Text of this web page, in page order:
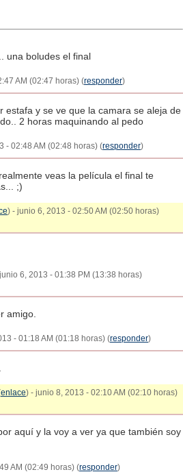
una boludes el final
AM (02:47 horas) (responder)
estafa y se ve que la camara se aleja de
2 horas maquinando al pedo
- 02:48 AM (02:48 horas) (responder)
veas la película el final te
;)
) - junio 6, 2013 - 02:50 AM (02:50 horas)
6, 2013 - 01:38 PM (13:38 horas)
amigo.
- 01:18 AM (01:18 horas) (responder)
enlace) - junio 8, 2013 - 02:10 AM (02:10 horas)
aquí y la voy a ver ya que también soy
AM (02:49 horas) (responder)